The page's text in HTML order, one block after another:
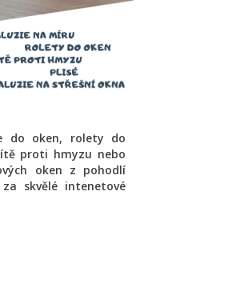
do oken, rolety do
proti hmyzu nebo
oken z pohodlí
skvělé intenetové